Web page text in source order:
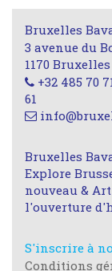
Bruxelles
3 avenue du
1170 Bruxelles
+32 485 70
61
Bruxelles
Explore
nouveau &
l'ouverture
S'inscrire à
Conditions